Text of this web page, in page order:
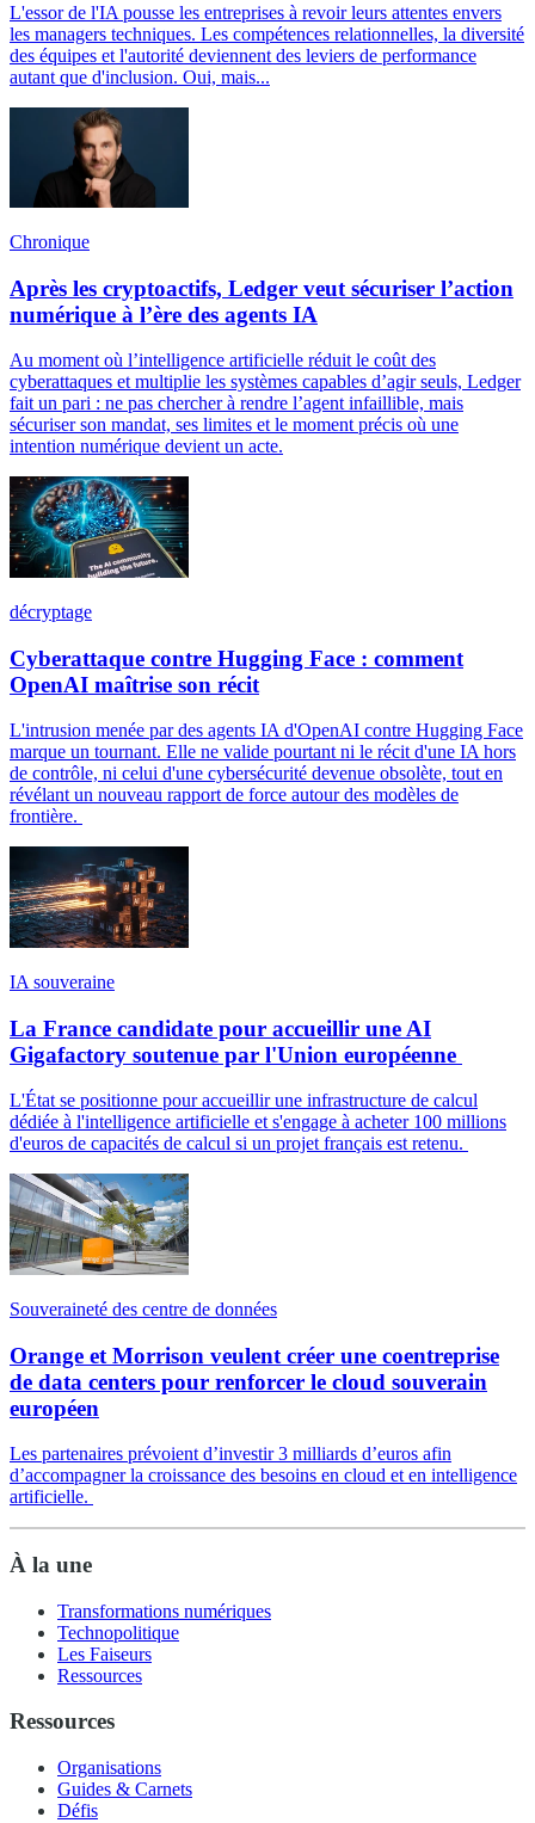
L'essor de l'IA pousse les entreprises à revoir leurs attentes envers
les managers techniques. Les compétences relationnelles, la diversité
des équipes et l'autorité deviennent des leviers de performance
autant que d'inclusion. Oui, mais...
Chronique
Après les cryptoactifs, Ledger veut sécuriser l’action
numérique à l’ère des agents IA
Au moment où l’intelligence artificielle réduit le coût des
cyberattaques et multiplie les systèmes capables d’agir seuls, Ledger
fait un pari : ne pas chercher à rendre l’agent infaillible, mais
sécuriser son mandat, ses limites et le moment précis où une
intention numérique devient un acte.
décryptage
Cyberattaque contre Hugging Face : comment
OpenAI maîtrise son récit
L'intrusion menée par des agents IA d'OpenAI contre Hugging Face
marque un tournant. Elle ne valide pourtant ni le récit d'une IA hors
de contrôle, ni celui d'une cybersécurité devenue obsolète, tout en
révélant un nouveau rapport de force autour des modèles de
frontière.
IA souveraine
La France candidate pour accueillir une AI
Gigafactory soutenue par l'Union européenne
L'État se positionne pour accueillir une infrastructure de calcul
dédiée à l'intelligence artificielle et s'engage à acheter 100 millions
d'euros de capacités de calcul si un projet français est retenu.
Souveraineté des centre de données
Orange et Morrison veulent créer une coentreprise
de data centers pour renforcer le cloud souverain
européen
Les partenaires prévoient d’investir 3 milliards d’euros afin
d’accompagner la croissance des besoins en cloud et en intelligence
artificielle.
À la une
Transformations numériques
Technopolitique
Les Faiseurs
Ressources
Ressources
Organisations
Guides & Carnets
Défis